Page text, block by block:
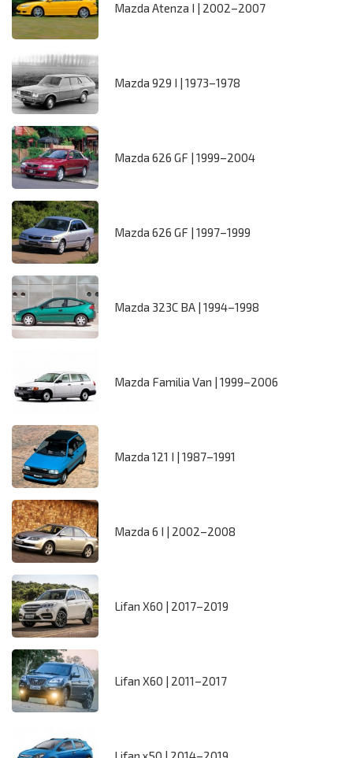
Mazda Atenza I | 2002–2007
Mazda 929 I | 1973–1978
Mazda 626 GF | 1999–2004
Mazda 626 GF | 1997–1999
Mazda 323C BA | 1994–1998
Mazda Familia Van | 1999–2006
Mazda 121 I | 1987–1991
Mazda 6 I | 2002–2008
Lifan X60 | 2017–2019
Lifan X60 | 2011–2017